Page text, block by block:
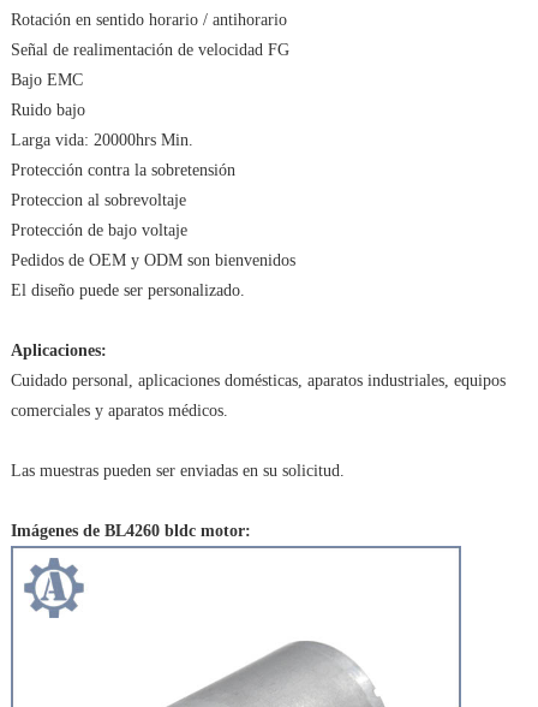
Rotación en sentido horario / antihorario
Señal de realimentación de velocidad FG
Bajo EMC
Ruido bajo
Larga vida: 20000hrs Min.
Protección contra la sobretensión
Proteccion al sobrevoltaje
Protección de bajo voltaje
Pedidos de OEM y ODM son bienvenidos
El diseño puede ser personalizado.
Aplicaciones:
Cuidado personal, aplicaciones domésticas, aparatos industriales, equipos
comerciales y aparatos médicos.
Las muestras pueden ser enviadas en su solicitud.
Imágenes de BL4260 bldc motor: